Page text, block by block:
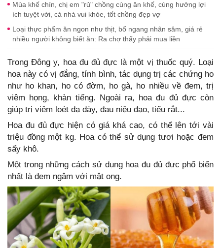
Mùa khế chín, chị em "rủ" chồng cùng ăn khế, cùng hưởng lợi
ích tuyệt vời, cả nhà vui khỏe, tốt chồng đẹp vợ
Loại thực phẩm ăn ngon như thịt, bổ ngang nhân sâm, giá rẻ
nhiều người không biết ăn: Ra chợ thấy phải mua liền
Trong Đông y, hoa đu đủ đực là một vị thuốc quý. Loại
hoa này có vị đắng, tính bình, tác dụng trị các chứng ho
như ho khan, ho có đờm, ho gà, ho nhiều về đem, trị
viêm họng, khàn tiếng. Ngoài ra, hoa đu đủ đực còn
giúp trị viêm loét dạ dày, đau niệu đạo, tiểu rắt...
Hoa đu đủ đực hiện có giá khá cao, có thể lên tới vài
triệu đồng một kg. Hoa có thể sử dụng tươi hoặc đem
sấy khô.
Một trong những cách sử dụng hoa đu đủ đực phổ biến
nhất là đem ngâm với mật ong.